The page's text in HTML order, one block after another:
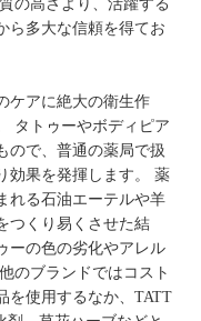
の高さより、活躍する
ら多大な信頼を得てお
ケアに絶大の衛生作
タトゥーやボディピア
ので、普通の薬局で扱
効果を発揮します。 薬
れる石油エーテルや羊
つくり易くさせた結
ーの色の劣化やアレル
のブランドではコスト
を使用するなか、TATT